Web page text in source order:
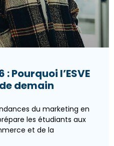
Pourquoi l’ESVE
demain
du marketing en
les étudiants aux
et de la